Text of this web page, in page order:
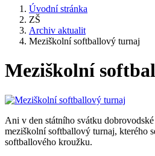
Úvodní stránka
ZŠ
Archiv aktualit
Meziškolní softballový turnaj
Meziškolní
Ani v den státního svátku
meziškolní softballový turnaj, kterého
softballového kroužku.